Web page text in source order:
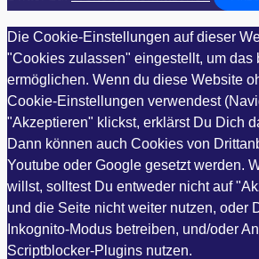
Die Cookie-Einstellungen auf dieser
"Cookies zulassen" eingestellt, um das
ermöglichen. Wenn du diese Website
Cookie-Einstellungen verwendest
"Akzeptieren" klickst, erklärst Du Dich
Dann können auch Cookies von
Youtube oder Google gesetzt werden.
willst, solltest Du entweder nicht auf
und die Seite nicht weiter nutzen, oder
Inkognito-Modus betreiben, und/oder
Scriptblocker-Plugins nutzen.